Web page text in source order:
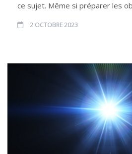
ce sujet. Même si préparer les
2 OCTOBRE 2023